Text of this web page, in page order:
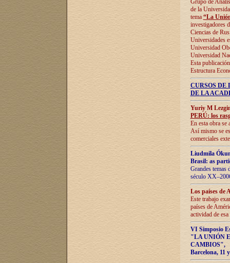
Grupo de
de la
tema “La
investigadores
Ciencias de
Universidades
Universidad
Universidad
Esta
Estructura
CURSOS
DE LA
Yuriy M
PERÚ: los
En esta obra se
Así mismo se
comerciales
Liudmila
Brasil: as
Grandes temas
século
Los países de
Este trabajo
países de
actividad de
VI Simposio
"LA UNIÓN
CAMBIOS",
Barcelona, 11